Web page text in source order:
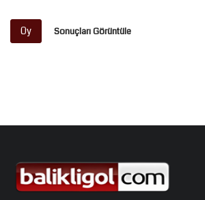
Oy Sonuçları Görüntüle